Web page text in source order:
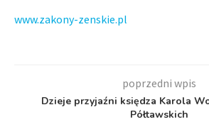
www.zakony-zenskie.pl
poprzedni wpis
Dzieje przyjaźni księdza Karola
Półtawskich